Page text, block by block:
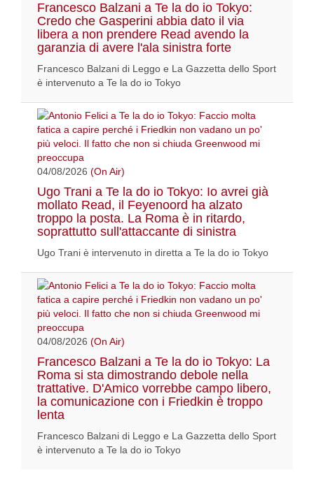
Francesco Balzani a Te la do io Tokyo:
Credo che Gasperini abbia dato il via
libera a non prendere Read avendo la
garanzia di avere l'ala sinistra forte
Francesco Balzani di Leggo e La Gazzetta dello Sport
è intervenuto a Te la do io Tokyo
04/08/2026 (On Air)
Ugo Trani a Te la do io Tokyo: Io avrei già
mollato Read, il Feyenoord ha alzato
troppo la posta. La Roma è in ritardo,
soprattutto sull'attaccante di sinistra
Ugo Trani è intervenuto in diretta a Te la do io Tokyo
04/08/2026 (On Air)
Francesco Balzani a Te la do io Tokyo: La
Roma si sta dimostrando debole nella
trattative. D'Amico vorrebbe campo libero,
la comunicazione con i Friedkin è troppo
lenta
Francesco Balzani di Leggo e La Gazzetta dello Sport
è intervenuto a Te la do io Tokyo